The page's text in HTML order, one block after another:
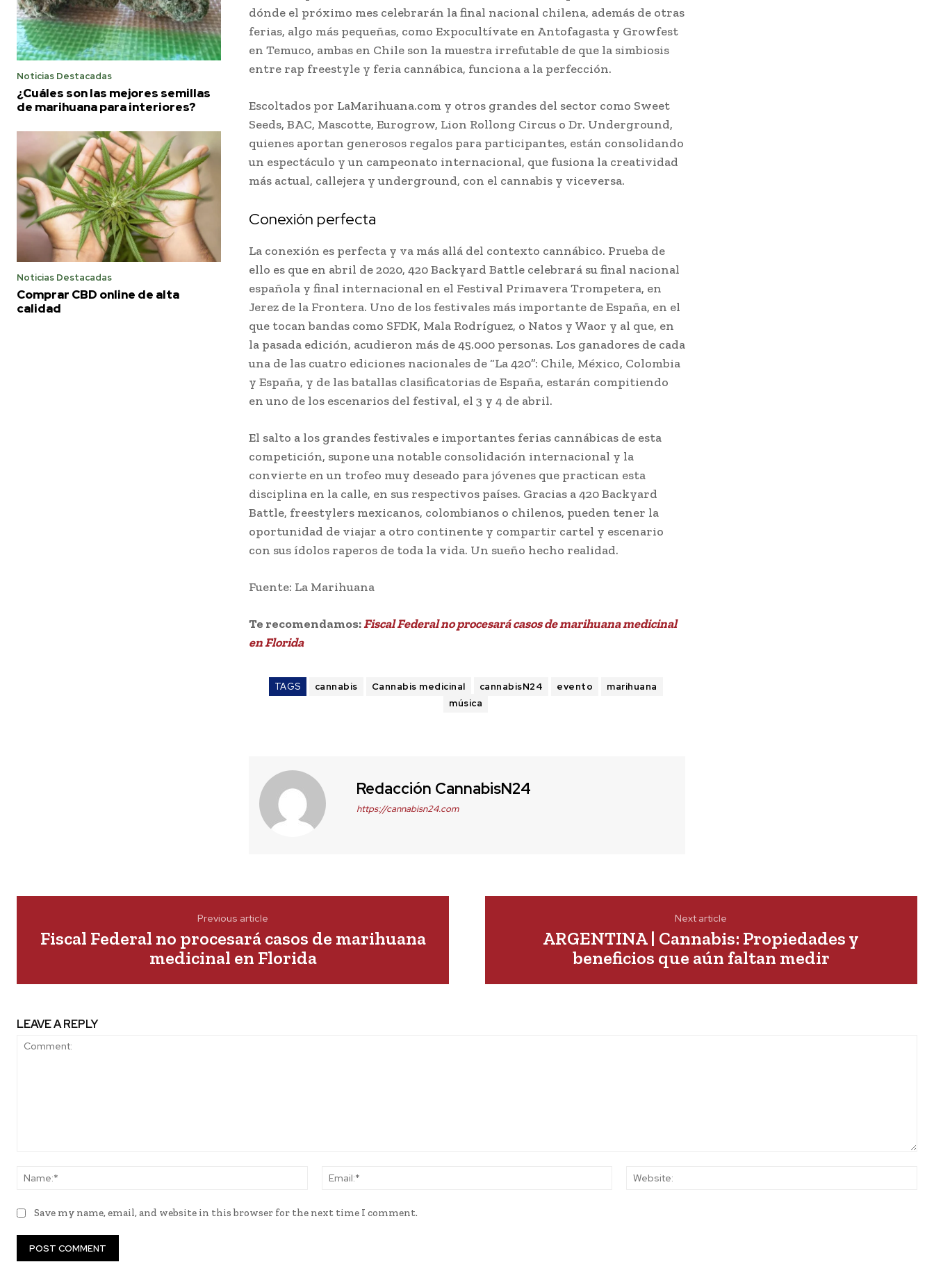
Noticias Destacadas
¿Cuáles son las mejores semillas
de marihuana para interiores?
Noticias Destacadas
Comprar CBD online de alta
calidad
dónde el próximo mes celebrarán la final nacional chilena, además de otras
ferias, algo más pequeñas, como Expocultívate en Antofagasta y Growfest
en Temuco, ambas en Chile son la muestra irrefutable de que la simbiosis
entre rap freestyle y feria cannábica, funciona a la perfección.
Escoltados por LaMarihuana.com y otros grandes del sector como Sweet
Seeds, BAC, Mascotte, Eurogrow, Lion Rollong Circus o Dr. Underground,
quienes aportan generosos regalos para participantes, están consolidando
un espectáculo y un campeonato internacional, que fusiona la creatividad
más actual, callejera y underground, con el cannabis y viceversa.
Conexión perfecta
La conexión es perfecta y va más allá del contexto cannábico. Prueba de
ello es que en abril de 2020, 420 Backyard Battle celebrará su final nacional
española y final internacional en el Festival Primavera Trompetera, en
Jerez de la Frontera. Uno de los festivales más importante de España, en el
que tocan bandas como SFDK, Mala Rodríguez, o Natos y Waor y al que, en
la pasada edición, acudieron más de 45.000 personas. Los ganadores de cada
una de las cuatro ediciones nacionales de “La 420”: Chile, México, Colombia
y España, y de las batallas clasificatorias de España, estarán compitiendo
en uno de los escenarios del festival, el 3 y 4 de abril.
El salto a los grandes festivales e importantes ferias cannábicas de esta
competición, supone una notable consolidación internacional y la
convierte en un trofeo muy deseado para jóvenes que practican esta
disciplina en la calle, en sus respectivos países. Gracias a 420 Backyard
Battle, freestylers mexicanos, colombianos o chilenos, pueden tener la
oportunidad de viajar a otro continente y compartir cartel y escenario
con sus ídolos raperos de toda la vida. Un sueño hecho realidad.
Fuente: La Marihuana
Te recomendamos:Fiscal Federal no procesará casos de marihuana medicinal
en Florida
TAGS cannabis Cannabis medicinal cannabisN24 evento
marihuana
música
Redacción CannabisN24
https://cannabisn24.com
Previous article
Fiscal Federal no procesará casos de marihuana
medicinal en Florida
Next article
ARGENTINA | Cannabis: Propiedades y
beneficios que aún faltan medir
LEAVE A REPLY
Name:*
Email:*
Save my name, email, and website in this browser for the next time I comment.